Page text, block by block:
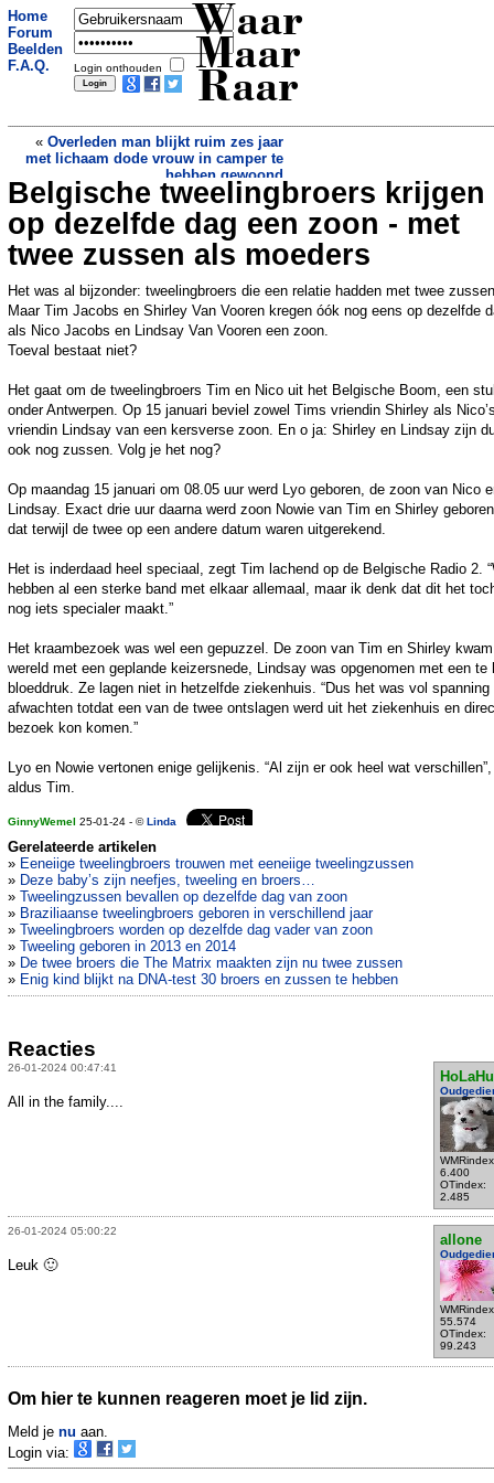
Home
Forum
Beelden
F.A.Q.
Login onthouden
Waar
Maar
Raar
« Overleden man blijkt ruim zes jaar
met lichaam dode vrouw in camper te
hebben gewoond
Deze dierentuin kampt met uniek
probleem: scheldende papegaaien »
Belgische tweelingbroers krijgen
op dezelfde dag een zoon - met
twee zussen als moeders
Het was al bijzonder: tweelingbroers die een relatie hadden met twee
Maar Tim Jacobs en Shirley Van Vooren kregen óók nog eens op dezelfde
als Nico Jacobs en Lindsay Van Vooren een zoon.
Toeval bestaat niet?
Het gaat om de tweelingbroers Tim en Nico uit het Belgische Boom, een
onder Antwerpen. Op 15 januari beviel zowel Tims vriendin Shirley als
vriendin Lindsay van een kersverse zoon. En o ja: Shirley en Lindsay zijn
ook nog zussen. Volg je het nog?
Op maandag 15 januari om 08.05 uur werd Lyo geboren, de zoon van Nico
Lindsay. Exact drie uur daarna werd zoon Nowie van Tim en Shirley
dat terwijl de twee op een andere datum waren uitgerekend.
Het is inderdaad heel speciaal, zegt Tim lachend op de Belgische Radio 2.
hebben al een sterke band met elkaar allemaal, maar ik denk dat dit het
nog iets specialer maakt.”
Het kraambezoek was wel een gepuzzel. De zoon van Tim en Shirley
wereld met een geplande keizersnede, Lindsay was opgenomen met een te
bloeddruk. Ze lagen niet in hetzelfde ziekenhuis. “Dus het was vol spanning
afwachten totdat een van de twee ontslagen werd uit het ziekenhuis en
bezoek kon komen.”
Lyo en Nowie vertonen enige gelijkenis. “Al zijn er ook heel wat verschillen”,
aldus Tim.
GinnyWemel 25-01-24 - ©Linda
Gerelateerde artikelen
» Eeneiige tweelingbroers trouwen met eeneiige tweelingzussen
» Deze baby’s zijn neefjes, tweeling en broers…
» Tweelingzussen bevallen op dezelfde dag van zoon
» Braziliaanse tweelingbroers geboren in verschillend jaar
» Tweelingbroers worden op dezelfde dag vader van zoon
» Tweeling geboren in 2013 en 2014
» De twee broers die The Matrix maakten zijn nu twee zussen
» Enig kind blijkt na DNA-test 30 broers en zussen te hebben
Reacties
26-01-2024 00:47:41
HoLaHu
6.400
OTindex:
2.485
All in the family....
26-01-2024 05:00:22
allone
55.574
OTindex:
99.243
Leuk 🙂
Om hier te kunnen reageren moet je lid zijn.
Meld je nu aan.
Login via: